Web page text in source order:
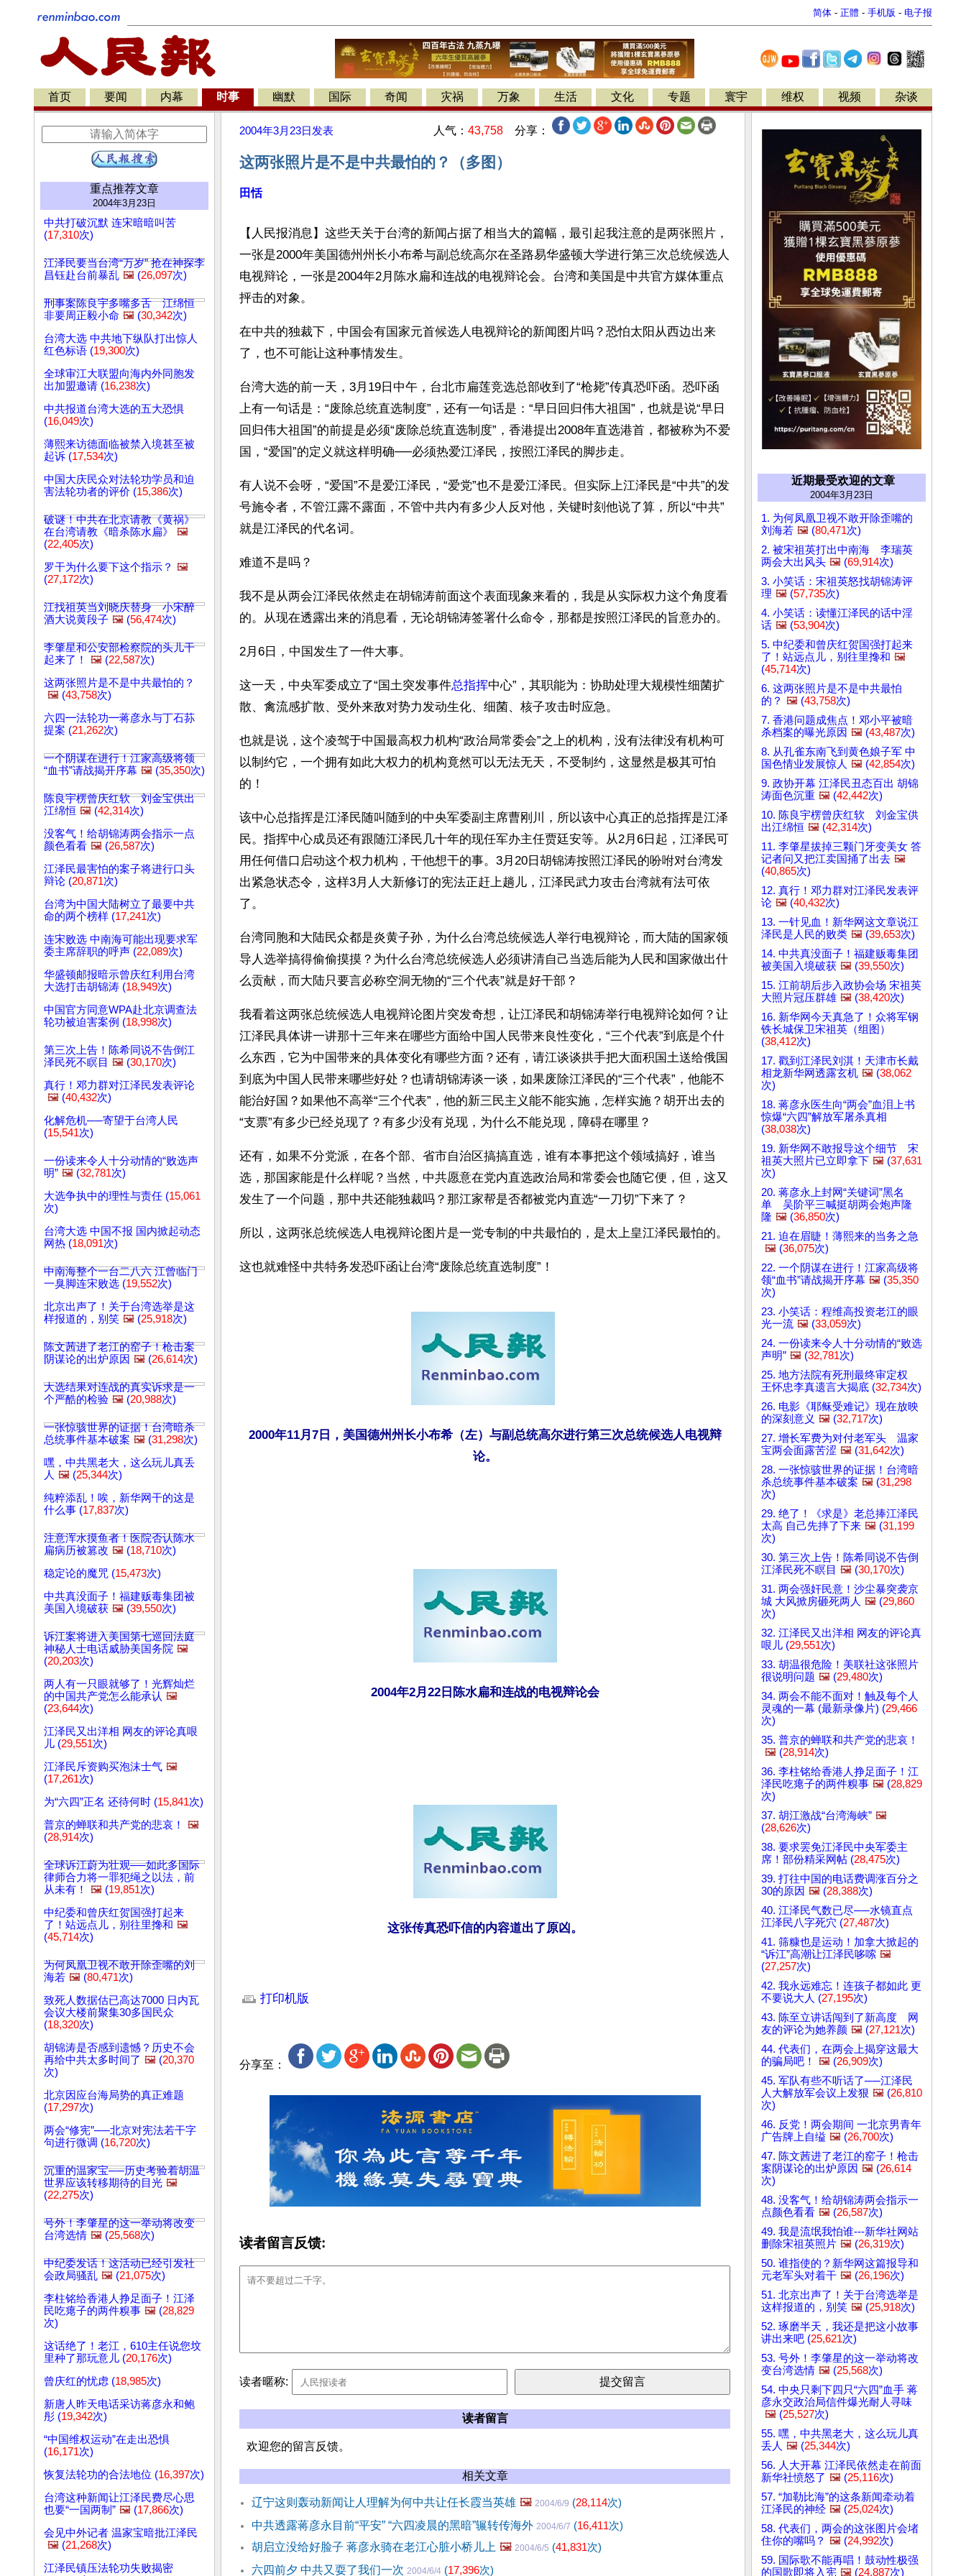
简体 - 正體 - 手机版 - 电子报
首页 要闻 内幕 时事 幽默 国际 奇闻 灾祸 万象 生活 文化 专题 寰宇 维权 视频 杂谈
重点推荐文章
2004年3月23日
中共打破沉默 连宋暗暗叫苦
(17,310次)
江泽民要当台湾“万岁” 抢在神探李
昌钰赴台前暴乱 🖼️ (26,097次)
刑事案陈良宇多嘴多舌 江绵恒
非要周正毅小命 🖼️ (30,342次)
台湾大选 中共地下纵队打出惊人
红色标语 (19,300次)
全球审江大联盟向海内外同胞发
出加盟邀请 (16,238次)
中共报道台湾大选的五大恐惧
(16,049次)
薄熙来访德面临被禁入境甚至被
起诉 (17,534次)
中国大庆民众对法轮功学员和迫
害法轮功者的评价 (15,386次)
破谜！中共在北京请教《黄祸》
在台湾请教《暗杀陈水扁》
🖼️
(22,405次)
罗干为什么要下这个指示？ 🖼️
(27,172次)
江找祖英当刘晓庆替身 小宋醉
酒大说黄段子 🖼️ (56,474次)
李肇星和公安部检察院的头儿干
起来了！
🖼️ (22,587次)
这两张照片是不是中共最怕的？
🖼️ (43,758次)
六四━法轮功━蒋彦永与丁石荪
提案 (21,262次)
一个阴谋在进行！江家高级将领
“血书”请战揭开序幕 🖼️ (35,350次)
陈良宇楞曾庆红软 刘金宝供出
江绵恒 🖼️ (42,314次)
没客气！给胡锦涛两会指示一点
颜色看看 🖼️ (26,587次)
江泽民最害怕的案子将进行口头
辩论 (20,871次)
台湾为中国大陆树立了最要中共
命的两个榜样 (17,241次)
连宋败选 中南海可能出现要求军
委主席辞职的呼声 (22,089次)
华盛顿邮报暗示曾庆红利用台湾
大选打击胡锦涛 (18,949次)
中国官方同意WPA赴北京调查法
轮功被迫害案例 (18,998次)
第三次上告！陈希同说不告倒江
泽民死不瞑目 🖼️ (30,170次)
真行！邓力群对江泽民发表评论
🖼️ (40,432次)
化解危机──寄望于台湾人民
(15,541次)
一份读来令人十分动情的“败选声
明” 🖼️ (32,781次)
大选争执中的理性与责任 (15,061
次)
台湾大选 中国不报 国内掀起动态
网热 (18,091次)
中南海整个一台二八六 江曾临门
一臭脚连宋败选 (19,552次)
北京出声了！关于台湾选举是这
样报道的，别笑 🖼️ (25,918次)
陈文茜进了老江的窑子！枪击案
阴谋论的出炉原因 🖼️ (26,614次)
大选结果对连战的真实诉求是一
个严酷的检验 🖼️ (20,988次)
一张惊骇世界的证据！台湾暗杀
总统事件基本破案 🖼️ (31,298次)
嘿，中共黑老大，这么玩儿真丢
人 🖼️ (25,344次)
纯粹添乱！唉，新华网干的这是
什么事 (17,837次)
注意浑水摸鱼者！医院否认陈水
扁病历被篡改 🖼️ (18,710次)
稳定论的魔咒 (15,473次)
中共真没面子！福建贩毒集团被
美国入境破获 🖼️ (39,550次)
诉江案将进入美国第七巡回法庭
神秘人士电话威胁美国务院 🖼️
(20,203次)
两人有一只眼就够了！光辉灿烂
的中国共产党怎么能承认 🖼️
(23,644次)
江泽民又出洋相 网友的评论真哏
儿 (29,551次)
江泽民斥资购买泡沫士气 🖼️
(17,261次)
为“六四”正名 还待何时 (15,841次)
普京的蝉联和共产党的悲哀！
🖼️
(28,914次)
全球诉江蔚为壮观──如此多国际
律师合力将一罪犯绳之以法，前
从未有！
🖼️ (19,851次)
中纪委和曾庆红贺国强打起来
了！站远点儿，别往里搀和 🖼️
(45,714次)
为何凤凰卫视不敢开除歪嘴的刘
海若 🖼️ (80,471次)
致死人数据估已高达7000 日内瓦
会议大楼前聚集30多国民众
(18,320次)
胡锦涛是否感到遗憾？历史不会
再给中共太多时间了 🖼️ (20,370
次)
北京因应台海局势的真正难题
(17,297次)
两会“修宪”──北京对宪法若干字
句进行微调 (16,720次)
沉重的温家宝──历史考验着胡温
世界应该转移期待的目光 🖼️
(22,275次)
号外！李肇星的这一举动将改变
台湾选情 🖼️ (25,568次)
中纪委发话！这活动已经引发社
会政局骚乱 🖼️ (21,075次)
李柱铭给香港人挣足面子！江泽
民吃瘪子的两件糗事 🖼️ (28,829
次)
这话绝了！老江，610主任说您坟
里种了那玩意儿 (20,176次)
曾庆红的忧虑 (18,985次)
新唐人昨天电话采访蒋彦永和鲍
彤 (19,342次)
“中国维权运动”在走出恐惧
(16,171次)
恢复法轮功的合法地位 (16,397次)
台湾这种新闻让江泽民费尽心思
也要“一国两制” 🖼️ (17,866次)
会见中外记者 温家宝暗批江泽民
🖼️ (21,268次)
江泽民镇压法轮功失败揭密
2004年3月23日 发表 人气： 43,758 分享：
这两张照片是不是中共最怕的？（多图）
田恬
【人民报消息】这些天关于台湾的新闻占据了相当大的篇幅，最引起我注意的是两张照片，
一张是2000年美国德州州长小布希与副总统高尔在圣路易华盛顿大学进行第三次总统候选人
电视辩论，一张是2004年2月陈水扁和连战的电视辩论会。台湾和美国是中共官方媒体重点
抨击的对象。
在中共的独裁下，中国会有国家元首候选人电视辩论的新闻图片吗？恐怕太阳从西边出来
了，也不可能让这种事情发生。
台湾大选的前一天，3月19日中午，台北市扁莲竞选总部收到了“枪毙”传真恐吓函。恐吓函
上有一句话是：“废除总统直选制度”，还有一句话是：“早日回归伟大祖国”，也就是说“早日
回归伟大祖国”的前提是必须“废除总统直选制度”，香港提出2008年直选港首，都被称为不爱
国，“爱国”的定义就这样明确──必须热爱江泽民，按照江泽民的脚步走。
有人说不会呀，“爱国”不是爱江泽民，“爱党”也不是爱江泽民。但实际上江泽民是“中共”的发
号施令者，不管江露不露面，不管中共内有多少人反对他，关键时刻他说了算，所以“中共”
就是江泽民的代名词。
难道不是吗？
我不是从两会江泽民依然走在胡锦涛前面这个表面现象来看的，我是从实际权力这个角度看
的。从现在透露出来的消息看，无论胡锦涛签署什么命令，那都是按照江泽民的旨意办的。
2月6日，中国发生了一件大事。
这一天，中央军委成立了“国土突发事件总指挥中心”，其职能为：协助处理大规模性细菌扩
散、禽流感扩散、受外来敌对势力发动生化、细菌、核子攻击时应急。
也就是说，这个凌驾于中国最高权力机构“政治局常委会”之上的机构，没有法律没有机构可
以制约它，一个拥有如此大权力的机构竟然可以无法无天，不受制约，这显然是极其可怕
的！
该中心总指挥是江泽民随叫随到的中央军委副主席曹刚川，所以该中心真正的总指挥是江泽
民。指挥中心成员还有跟随江泽民几十年的现任军办主任贾廷安等。从2月6日起，江泽民可
用任何借口启动这个权力机构，干他想干的事。3月20日胡锦涛按照江泽民的吩咐对台湾发
出紧急状态令，这样3月人大新修订的宪法正赶上趟儿，江泽民武力攻击台湾就有法可依
了。
台湾同胞和大陆民众都是炎黄子孙，为什么台湾总统候选人举行电视辩论，而大陆的国家领
导人选举搞得偷偷摸摸？为什么台湾总统候选人必须讲清自己当选后能为人民和国家做出什
么贡献，而大陆只要言必称空洞无物的“三个代表”就是好干部？
我看着这两张总统候选人电视辩论图片突发奇想，让江泽民和胡锦涛举行电视辩论如何？让
江泽民具体讲一讲那十三年来在哪些方面给中国人民带来良性变化，“三个代表”到底是个什
么东西，它为中国带来的具体变化有哪些方面？还有，请江谈谈拱手把大面积国土送给俄国
到底为中国人民带来哪些好处？也请胡锦涛谈一谈，如果废除江泽民的“三个代表”，他能不
能治好国？如果他不高举“三个代表”，他的新三民主义能不能实施，怎样实施？胡开出去的
“支票”有多少已经兑现了？有多少没有兑现，为什么不能兑现，障碍在哪里？
还有，如果不分党派，在各个部、省市自治区搞搞直选，谁有本事把这个领域搞好，谁当
选，那国家能是什么样呢？当然，中共愿意在党内直选政治局和常委会也随它便，但，这又
发生了一个问题，那中共还能独裁吗？那江家帮是否都被党内直选“一刀切”下来了？
所以，这两张总统候选人电视辩论图片是一党专制的中共最怕的，是太上皇江泽民最怕的。
这也就难怪中共特务发恐吓函让台湾“废除总统直选制度”！
2000年11月7日，美国德州州长小布希（左）与副总统高尔进行第三次总统候选人电视辩
论。
2004年2月22日陈水扁和连战的电视辩论会
这张传真恐吓信的内容道出了原凶。
打印机版
分享至：
读者留言反馈:
读者暱称:
读者留言
欢迎您的留言反馈。
相关文章
辽宁这则轰动新闻让人理解为何中共让任长霞当英雄 🖼️ 2004/6/9 (28,114次)
中共透露蒋彦永目前“平安” “六四凌晨的黑暗”辗转传海外 2004/6/7 (16,411次)
胡启立没给好脸子 蒋彦永骑在老江心脏小桥儿上 🖼️ 2004/6/5 (41,831次)
六四前夕 中共又耍了我们一次 2004/6/4 (17,396次)
近期最受欢迎的文章
2004年3月23日
1. 为何凤凰卫视不敢开除歪嘴的
刘海若 🖼️ (80,471次)
2. 被宋祖英打出中南海 李瑞英
两会大出风头 🖼️ (69,914次)
3. 小笑话：宋祖英怒找胡锦涛评
理 🖼️ (57,735次)
4. 小笑话：读懂江泽民的话中淫
话 🖼️ (53,904次)
5. 中纪委和曾庆红贺国强打起来
了！站远点儿，别往里搀和 🖼️
(45,714次)
6. 这两张照片是不是中共最怕
的？ 🖼️ (43,758次)
7. 香港问题成焦点！邓小平被暗
杀档案的曝光原因 🖼️ (43,487次)
8. 从孔雀东南飞到黄色娘子军 中
国色情业发展惊人 🖼️ (42,854次)
9. 政协开幕 江泽民丑态百出 胡锦
涛面色沉重 🖼️ (42,442次)
10. 陈良宇楞曾庆红软 刘金宝供
出江绵恒 🖼️ (42,314次)
11. 李肇星拔掉三颗门牙变美女 答
记者问又把江卖国捅了出去 🖼️
(40,865次)
12. 真行！邓力群对江泽民发表评
论 🖼️ (40,432次)
13. 一针见血！新华网这文章说江
泽民是人民的败类 🖼️ (39,653次)
14. 中共真没面子！福建贩毒集团
被美国入境破获 🖼️ (39,550次)
15. 江前胡后步入政协会场 宋祖英
大照片冠压群雄 🖼️ (38,420次)
16. 新华网今天真急了！众将军钢
铁长城保卫宋祖英（组图）
(38,412次)
17. 戳到江泽民刘淇！天津市长戴
相龙新华网透露玄机 🖼️ (38,062
次)
18. 蒋彦永医生向“两会”血泪上书
惊爆“六四”解放军屠杀真相
(38,038次)
19. 新华网不敢报导这个细节 宋
祖英大照片已立即拿下 🖼️ (37,631
次)
20. 蒋彦永上封网“关键词”黑名
单 吴阶平三喊挺胡两会炮声隆
隆 🖼️ (36,850次)
21. 迫在眉睫！薄熙来的当务之急
🖼️ (36,075次)
22. 一个阴谋在进行！江家高级将
领“血书”请战揭开序幕 🖼️ (35,350
次)
23. 小笑话：程维高投资老江的眼
光一流 🖼️ (33,059次)
24. 一份读来令人十分动情的“败选
声明” 🖼️ (32,781次)
25. 地方法院有死刑最终审定权
王怀忠李真遗言大揭底 (32,734次)
26. 电影《耶稣受难记》现在放映
的深刻意义 🖼️ (32,717次)
27. 增长军费为对付老军头 温家
宝两会面露苦涩 🖼️ (31,642次)
28. 一张惊骇世界的证据！台湾暗
杀总统事件基本破案 🖼️ (31,298
次)
29. 绝了！《求是》老总捧江泽民
太高 自己先摔了下来 🖼️ (31,199
次)
30. 第三次上告！陈希同说不告倒
江泽民死不瞑目 🖼️ (30,170次)
31. 两会强奸民意！沙尘暴突袭京
城 大风掀房砸死两人 🖼️ (29,860
次)
32. 江泽民又出洋相 网友的评论真
哏儿 (29,551次)
33. 胡温很危险！美联社这张照片
很说明问题 🖼️ (29,480次)
34. 两会不能不面对！触及每个人
灵魂的一幕 (最新录像片) (29,466
次)
35. 普京的蝉联和共产党的悲哀！
🖼️ (28,914次)
36. 李柱铭给香港人挣足面子！江
泽民吃瘪子的两件糗事 🖼️ (28,829
次)
37. 胡江激战“台湾海峡” 🖼️
(28,626次)
38. 要求罢免江泽民中央军委主
席！部份精采网帖 (28,475次)
39. 打往中国的电话费调涨百分之
30的原因 🖼️ (28,388次)
40. 江泽民气数已尽──水镜直点
江泽民八字死穴 (27,487次)
41. 筛糠也是运动！加拿大掀起的
“诉江”高潮让江泽民哆嗦 🖼️
(27,257次)
42. 我永远难忘！连孩子都如此 更
不要说大人 (27,195次)
43. 陈至立讲话闯到了新高度 网
友的评论为她养颜 🖼️ (27,121次)
44. 代表们，在两会上揭穿这最大
的骗局吧！
🖼️ (26,909次)
45. 军队有些不听话了──江泽民
人大解放军会议上发狠 🖼️ (26,810
次)
46. 反党！两会期间 一北京男青年
广告牌上自缢 🖼️ (26,700次)
47. 陈文茜进了老江的窑子！枪击
案阴谋论的出炉原因 🖼️ (26,614
次)
48. 没客气！给胡锦涛两会指示一
点颜色看看 🖼️ (26,587次)
49. 我是流氓我怕谁---新华社网站
删除宋祖英照片 🖼️ (26,319次)
50. 谁指使的？新华网这篇报导和
元老军头对着干 🖼️ (26,196次)
51. 北京出声了！关于台湾选举是
这样报道的，别笑 🖼️ (25,918次)
52. 琢磨半天，我还是把这小故事
讲出来吧 (25,621次)
53. 号外！李肇星的这一举动将改
变台湾选情 🖼️ (25,568次)
54. 中央只剩下四只“六四”血手 蒋
彦永交政治局信件爆光耐人寻味
🖼️ (25,527次)
55. 嘿，中共黑老大，这么玩儿真
丢人 🖼️ (25,344次)
56. 人大开幕 江泽民依然走在前面
新华社愤怒了 🖼️ (25,116次)
57. “加勒比海”的这条新闻牵动着
江泽民的神经 🖼️ (25,024次)
58. 代表们，两会的这张图片会堵
住你的嘴吗？ 🖼️ (24,992次)
59. 国际歌不能再唱！鼓动性极强
的国歌即将入宪 🖼️ (24,887次)